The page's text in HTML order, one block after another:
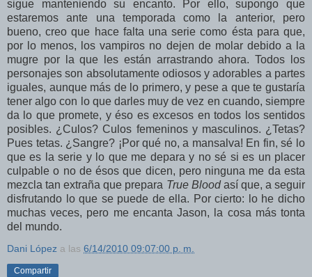
sigue manteniendo su encanto. Por ello, supongo que
estaremos ante una temporada como la anterior, pero
bueno, creo que hace falta una serie como ésta para que,
por lo menos, los vampiros no dejen de molar debido a la
mugre por la que les están arrastrando ahora. Todos los
personajes son absolutamente odiosos y adorables a partes
iguales, aunque más de lo primero, y pese a que te gustaría
tener algo con lo que darles muy de vez en cuando, siempre
da lo que promete, y éso es excesos en todos los sentidos
posibles. ¿Culos? Culos femeninos y masculinos. ¿Tetas?
Pues tetas. ¿Sangre? ¡Por qué no, a mansalva! En fin, sé lo
que es la serie y lo que me depara y no sé si es un placer
culpable o no de ésos que dicen, pero ninguna me da esta
mezcla tan extraña que prepara True Bloodasí que, a seguir
disfrutando lo que se puede de ella. Por cierto: lo he dicho
muchas veces, pero me encanta Jason, la cosa más tonta
del mundo.
Dani López a las 6/14/2010 09:07:00 p. m.
Compartir